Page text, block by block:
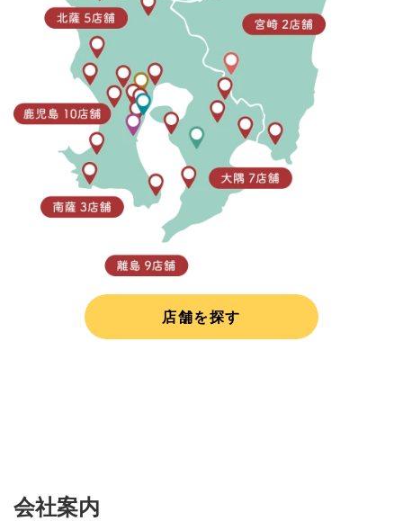
店舗を探す
会社案内